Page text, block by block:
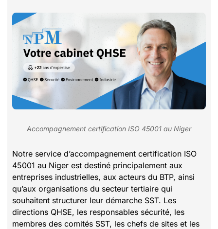
Accompagnement certification ISO 45001 au Niger
Notre service d’accompagnement certification ISO
45001 au Niger est destiné principalement aux
entreprises industrielles, aux acteurs du BTP, ainsi
qu’aux organisations du secteur tertiaire qui
souhaitent structurer leur démarche SST. Les
directions QHSE, les responsables sécurité, les
membres des comités SST, les chefs de sites et les